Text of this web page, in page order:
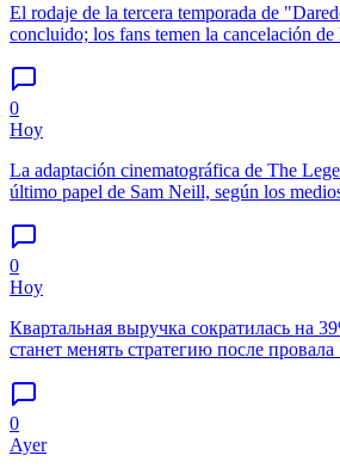
El rodaje de la tercera temporada de
concluido; los fans temen la cancelación de
0
Hoy
La adaptación cinematográfica de The
último papel de Sam Neill, según los
0
Hoy
Квартальная выручка сократилась на
станет менять стратегию после
0
Ayer